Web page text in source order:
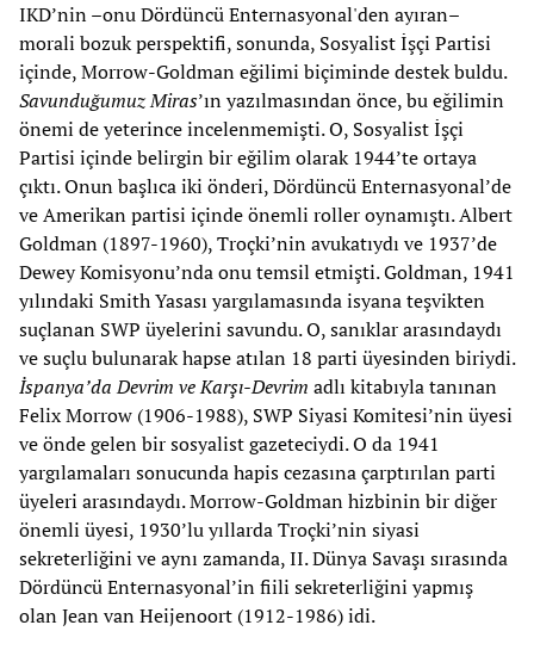
IKD’nin –onu Dördüncü Enternasyonal'den ayıran–
morali bozuk perspektifi, sonunda, Sosyalist İşçi Partisi
içinde, Morrow-Goldman eğilimi biçiminde destek buldu.
Savunduğumuz Miras’ın yazılmasından önce, bu eğilimin
önemi de yeterince incelenmemişti. O, Sosyalist İşçi
Partisi içinde belirgin bir eğilim olarak 1944’te ortaya
çıktı. Onun başlıca iki önderi, Dördüncü Enternasyonal’de
ve Amerikan partisi içinde önemli roller oynamıştı. Albert
Goldman (1897-1960), Troçki’nin avukatıydı ve 1937’de
Dewey Komisyonu’nda onu temsil etmişti. Goldman, 1941
yılındaki Smith Yasası yargılamasında isyana teşvikten
suçlanan SWP üyelerini savundu. O, sanıklar arasındaydı
ve suçlu bulunarak hapse atılan 18 parti üyesinden biriydi.
İspanya’da Devrim ve Karşı-Devrim adlı kitabıyla tanınan
Felix Morrow (1906-1988), SWP Siyasi Komitesi’nin üyesi
ve önde gelen bir sosyalist gazeteciydi. O da 1941
yargılamaları sonucunda hapis cezasına çarptırılan parti
üyeleri arasındaydı. Morrow-Goldman hizbinin bir diğer
önemli üyesi, 1930’lu yıllarda Troçki’nin siyasi
sekreterliğini ve aynı zamanda, II. Dünya Savaşı sırasında
Dördüncü Enternasyonal’in fiili sekreterliğini yapmış
olan Jean van Heijenoort (1912-1986) idi.